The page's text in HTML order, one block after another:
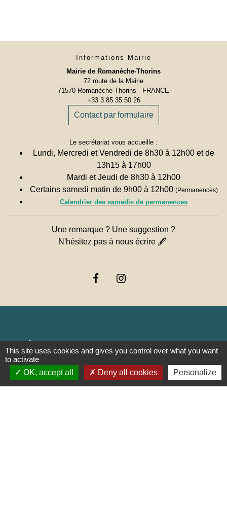
Informations Mairie
Mairie de Romanèche-Thorins
72 route de la Mairie
71570 Romanèche-Thorins - FRANCE
+33 3 85 35 50 26
Contact par formulaire
Le secrétariat vous accueille :
Lundi, Mercredi et Vendredi de 8h30 à 12h00 et de
13h15 à 17h00
Mardi et Jeudi de 8h30 à 12h00
Certains samedi matin de 9h00 à 12h00 (Permanences)
Calendrier des samedis de permanences
Une remarque ? Une suggestion ?
N'hésitez pas à nous écrire 🖋
Liens
PREFECTURE DE SAÔNE ET
LOIRE
This site uses cookies and gives you control over what you want
to activate
OK, accept all
Deny all cookies Personalize